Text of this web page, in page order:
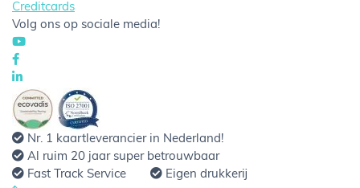
Creditcards
Volg ons op sociale media!
Nr. 1 kaartleverancier in Nederland!
Al ruim 20 jaar super betrouwbaar
Fast Track Service
Eigen drukkerij